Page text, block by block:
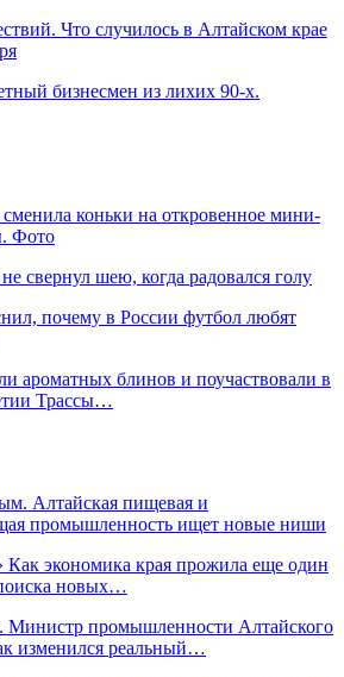
Что случилось в Алтайском крае
бизнесмен из лихих 90-х.
коньки на откровенное мини-
Фото
свернул шею, когда радовался голу
почему в России футбол любят
ароматных блинов и поучаствовали в
Трассы…
Алтайская пищевая и
промышленность ищет новые ниши
экономика края прожила еще один
новых…
Министр промышленности Алтайского
изменился реальный…